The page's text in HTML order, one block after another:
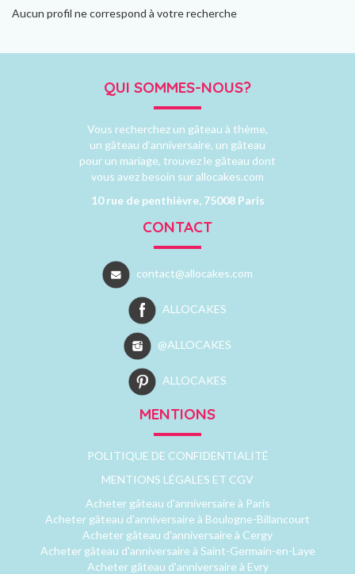
Aucun profil ne correspond à votre recherche
QUI SOMMES-NOUS?
Vous recherchez un gâteau à thème,
un gâteau d’anniversaire, un gâteau
pour un mariage, trouvez le gâteau dont
vous avez besoin sur allocakes.com
10 rue de penthièvre, 75008 Paris
CONTACT
contact@allocakes.com
ALLOCAKES
@ALLOCAKES
ALLOCAKES
MENTIONS
POLITIQUE DE CONFIDENTIALITÉ
MENTIONS LÉGALES ET CGV
Acheter gâteau d'anniversaire à Paris
Acheter gâteau d'anniversaire à Boulogne-Billancourt
Acheter gâteau d'anniversaire à Cergy
Acheter gâteau d'anniversaire à Saint-Germain-en-Laye
Acheter gâteau d'anniversaire à Evry